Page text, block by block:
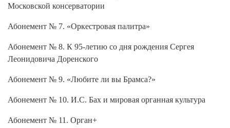
Московской консерватории
Абонемент № 7. «Оркестровая палитра»
Абонемент № 8. К 95-летию со дня рождения Сергея
Леонидовича Доренского
Абонемент № 9. «Любите ли вы Брамса?»
Абонемент № 10. И.С. Бах и мировая органная культура
Абонемент № 11. Орган+